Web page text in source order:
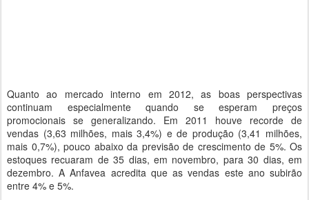
Quanto ao mercado interno em 2012, as boas perspectivas
continuam especialmente quando se esperam preços
promocionais se generalizando. Em 2011 houve recorde de
vendas (3,63 milhões, mais 3,4%) e de produção (3,41 milhões,
mais 0,7%), pouco abaixo da previsão de crescimento de 5%. Os
estoques recuaram de 35 dias, em novembro, para 30 dias, em
dezembro. A Anfavea acredita que as vendas este ano subirão
entre 4% e 5%.